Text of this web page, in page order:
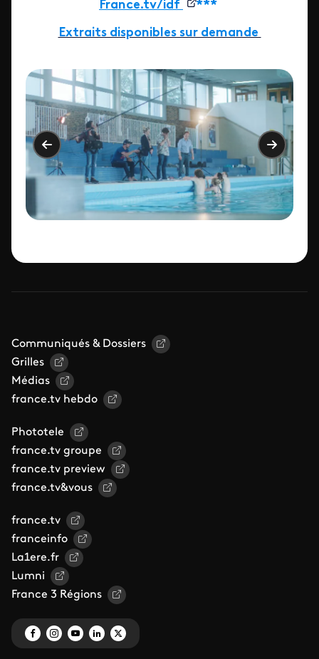
France.tv/idf
***
Extraits disponibles sur demande
Communiqués & Dossiers
Grilles
Médias
france.tv hebdo
Phototele
france.tv groupe
france.tv preview
france.tv&vous
france.tv
franceinfo
La1ere.fr
Lumni
France 3 Régions